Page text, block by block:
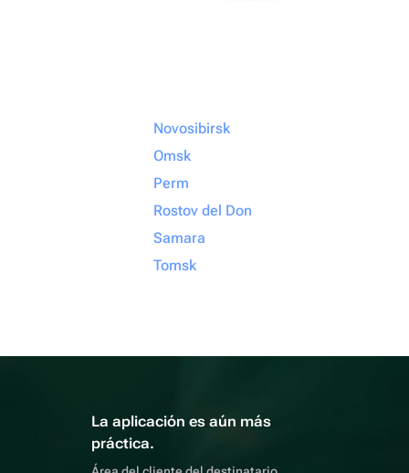
Novosibirsk
Omsk
Perm
Rostov del Don
Samara
Tomsk
La aplicación es aún más
práctica.